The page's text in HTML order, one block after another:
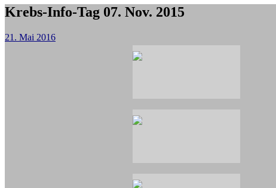
Krebs-Info-Tag 07. Nov. 2015
21. Mai 2016